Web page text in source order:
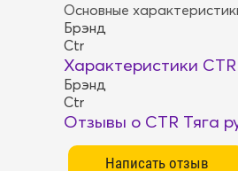
Основные
Брэнд
Ctr
Характеристики
Брэнд
Ctr
Отзывы о CTR Тяга